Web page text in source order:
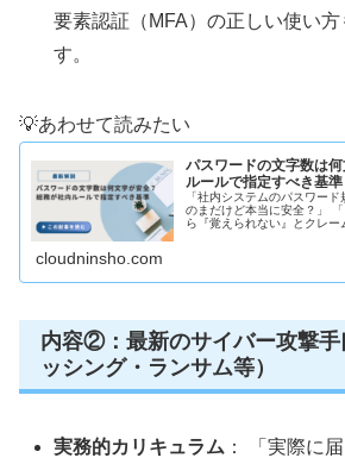
要素認証（MFA）の正しい使い方
す。
💡あわせて読みたい
パスワードの文字数は
ルールで指定すべき基準
「社内システムのパスワー
のまだけど本当に安全？」
ら『覚えられない』とクレ
cloudninsho.com
内容②：最新のサイバー攻撃手
ッシング・ランサム等）
実務的カリキュラム ： 「実際に